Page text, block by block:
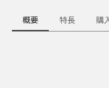
概要 特長 購